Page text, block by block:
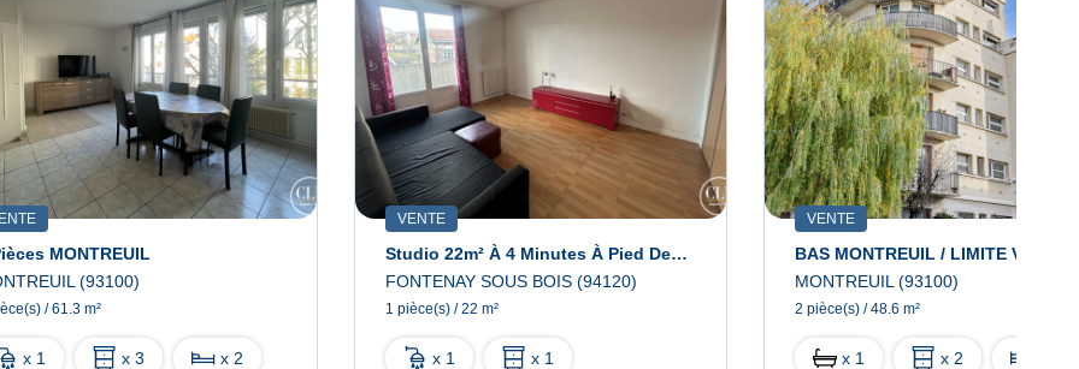
MONTREUIL
(93100)
/ 61.3 m²
x 1 x 3 x 2
VENTE
Studio 22m² À 4 Minutes À Pied Des RIGOLLOTS
FONTENAY SOUS BOIS (94120)
1 pièce(s) / 22 m²
x 1 x 1
VENTE
MONTREUIL (93100)
2 pièce(s) / 48.6 m²
x 1 x 2